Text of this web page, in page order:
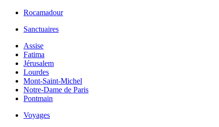
Rocamadour
Sanctuaires
Assise
Fatima
Jérusalem
Lourdes
Mont-Saint-Michel
Notre-Dame de Paris
Pontmain
Voyages